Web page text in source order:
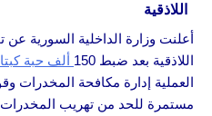
اللاذقية
أعلنت وزارة الداخلية السورية
اللاذقية بعد ضبط 150
ألف حبة
العملية إدارة مكافحة المخدرات
مستمرة للحد من تهريب المخدرات،